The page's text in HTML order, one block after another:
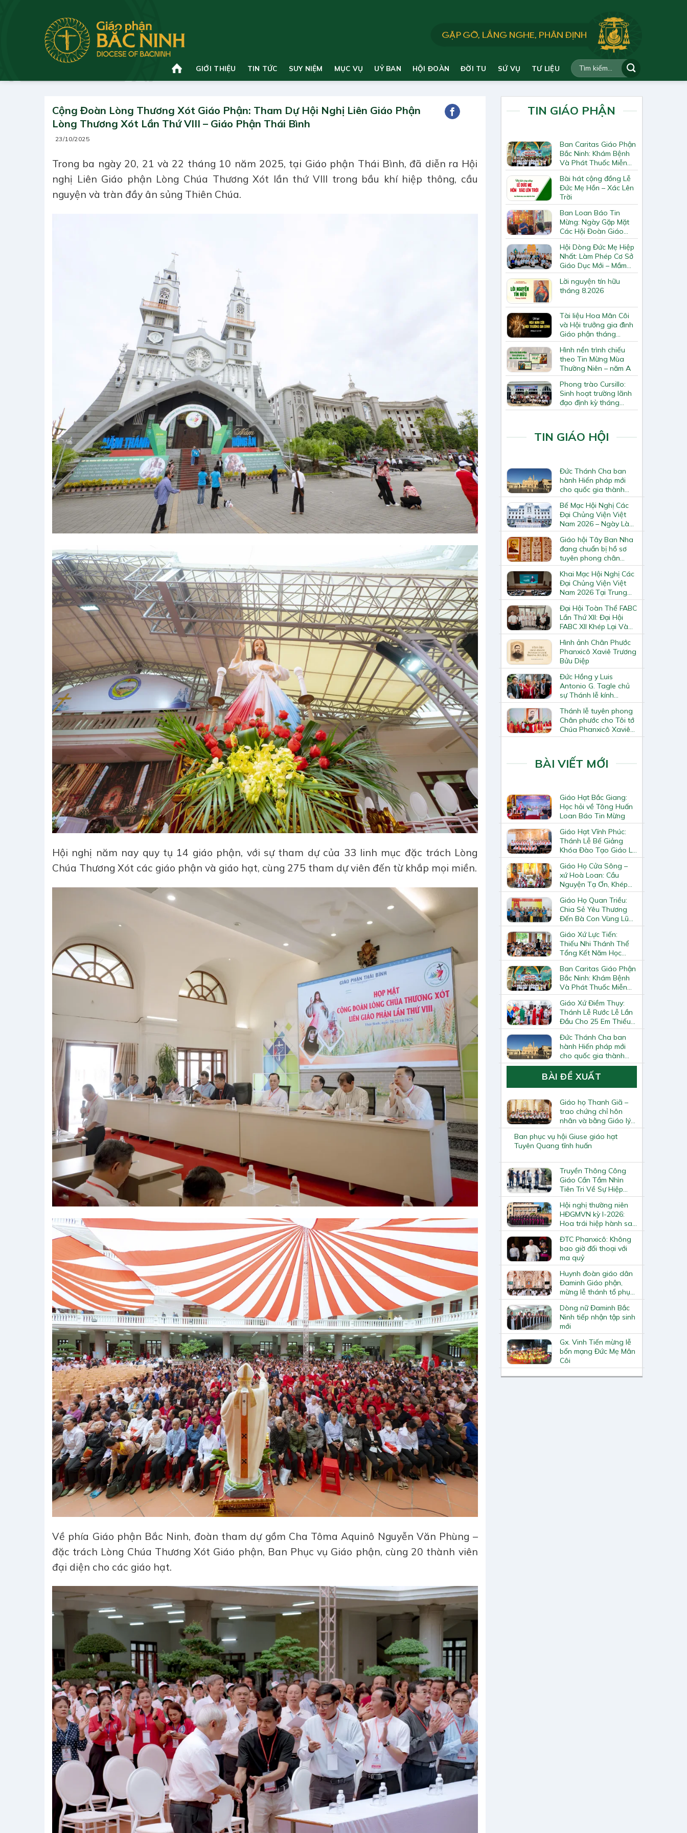
GIỚI THIỆU TIN TỨC SUY NIỆM MỤC VỤ UỶ BAN HỘI ĐOÀN ĐỜI TU SỨ VỤ TƯ LIỆU
Cộng Đoàn Lòng Thương Xót Giáo Phận: Tham Dự Hội Nghị Liên Giáo Phận
Lòng Thương Xót Lần Thứ VIII – Giáo Phận Thái Bình
23/10/2025
Trong ba ngày 20, 21 và 22 tháng 10 năm 2025, tại Giáo phận Thái Bình, đã diễn ra Hội
nghị Liên Giáo phận Lòng Chúa Thương Xót lần thứ VIII trong bầu khí hiệp thông, cầu
nguyện và tràn đầy ân sủng Thiên Chúa.
Hội nghị năm nay quy tụ 14 giáo phận, với sự tham dự của 33 linh mục đặc trách Lòng
Chúa Thương Xót các giáo phận và giáo hạt, cùng 275 tham dự viên đến từ khắp mọi miền.
Về phía Giáo phận Bắc Ninh, đoàn tham dự gồm Cha Tôma Aquinô Nguyễn Văn Phùng –
đặc trách Lòng Chúa Thương Xót Giáo phận, Ban Phục vụ Giáo phận, cùng 20 thành viên
đại diện cho các giáo hạt.
TIN GIÁO PHẬN
Ban Caritas Giáo Phận
Bắc Ninh: Khám Bệnh
Và Phát Thuốc Miễn
Phí Tại Giáo Xứ Đồng
Chương
Bài hát cộng đồng Lễ
Đức Mẹ Hồn – Xác Lên
Trời
Ban Loan Báo Tin
Mừng: Ngày Gặp Mặt
Các Hội Đoàn Giáo
Hạt Bắc Giang
Hội Dòng Đức Mẹ Hiệp
Nhất: Làm Phép Cơ Sở
Giáo Dục Mới – Mầm
Non Thiên Ân
Lời nguyện tín hữu
tháng 8.2026
Tài liệu Hoa Mân Côi
và Hội trưởng gia đình
Giáo phận tháng
8.2026
Hình nền trình chiếu
theo Tin Mừng Mùa
Thường Niên – năm A
Phong trào Cursillo:
Sinh hoạt trường lãnh
đạo định kỳ tháng
7/2026
TIN GIÁO HỘI
Đức Thánh Cha ban
hành Hiến pháp mới
cho quốc gia thành
Vatican
Bế Mạc Hội Nghị Các
Đại Chủng Viện Việt
Nam 2026 – Ngày Làm
Việc Cuối Cùng
Giáo hội Tây Ban Nha
đang chuẩn bị hồ sơ
tuyên phong chân
phước và phong thánh
cho 3.344 vị
Khai Mạc Hội Nghị Các
Đại Chủng Viện Việt
Nam 2026 Tại Trung
Tâm Mục Vụ Giáo
Phận Vinh
Đại Hội Toàn Thể FABC
Lần Thứ XII: Đại Hội
FABC XII Khép Lại Và
Mở Ra Một Hành Trình
Mới Cho Giáo Hội Tại
Châu Á
Hình ảnh Chân Phước
Phanxicô Xaviê Trương
Bửu Diệp
Đức Hồng y Luis
Antonio G. Tagle chủ
sự Thánh lễ kính
Thánh Tô-ma Tông đồ
tại Nhà thờ Chính tòa
Hà Nội
Thánh lễ tuyên phong
Chân phước cho Tôi tớ
Chúa Phanxicô Xaviê
Trương Bửu Diệp
BÀI VIẾT MỚI
Giáo Hạt Bắc Giang:
Học hỏi về Tông Huấn
Loan Báo Tin Mừng
Giáo Hạt Vĩnh Phúc:
Thánh Lễ Bế Giảng
Khóa Đào Tạo Giáo Lý
Viên – Huynh Trưởng
Cấp II
Giáo Họ Cửa Sông –
xứ Hoà Loan: Cầu
Nguyện Tạ Ơn, Khép
Lại Khóa Huấn Luyện
Giáo Lý Viên Cấp II
Giáo Họ Quan Triều:
Chia Sẻ Yêu Thương
Đến Bà Con Vùng Lũ
Lai Châu
Giáo Xứ Lực Tiến:
Thiếu Nhi Thánh Thể
Tổng Kết Năm Học
Giáo Lý
Ban Caritas Giáo Phận
Bắc Ninh: Khám Bệnh
Và Phát Thuốc Miễn
Phí Tại Giáo Xứ Đồng
Chương
Giáo Xứ Điềm Thụy:
Thánh Lễ Rước Lễ Lần
Đầu Cho 25 Em Thiếu
Nhi
Đức Thánh Cha ban
hành Hiến pháp mới
cho quốc gia thành
Vatican
BÀI ĐỀ XUẤT
Giáo họ Thanh Giã –
trao chứng chỉ hôn
nhân và bằng Giáo lý
viên cấp 1
Ban phục vụ hội Giuse giáo hạt
Tuyên Quang tĩnh huấn
Truyền Thông Công
Giáo Cần Tầm Nhìn
Tiên Tri Về Sự Hiệp
Thông
Hội nghị thường niên
HĐGMVN kỳ I-2026:
Hoa trái hiệp hành sau
Ad Limina
ĐTC Phanxicô: Không
bao giờ đối thoại với
ma quỷ
Huynh đoàn giáo dân
Đaminh Giáo phận,
mừng lễ thánh tổ phụ
năm 2025
Dòng nữ Đaminh Bắc
Ninh tiếp nhận tập sinh
mới
Gx. Vinh Tiến mừng lễ
bổn mạng Đức Mẹ Mân
Côi